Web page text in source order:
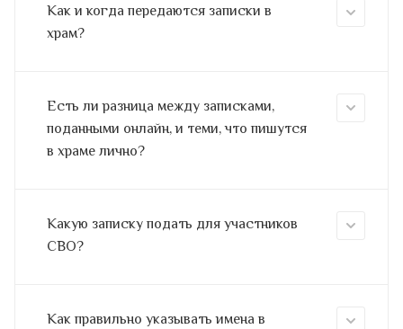
Как и когда передаются записки в
храм?
Есть ли разница между записками,
поданными онлайн, и теми, что пишутся
в храме лично?
Какую записку подать для участников
СВО?
Как правильно указывать имена в